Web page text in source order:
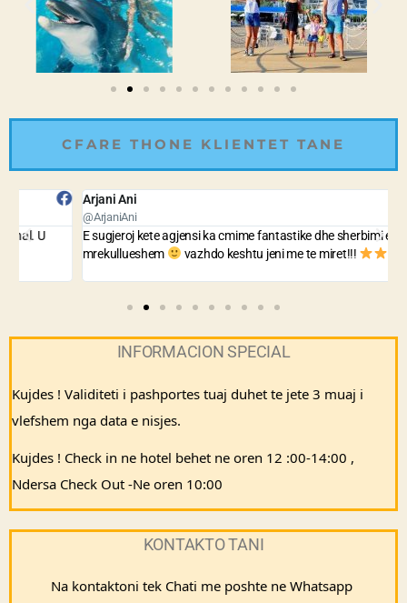
CFARE THONE KLIENTET TANE
Arjani Ani
E sugjeroj kete agjensi ka cmime fantastike dhe sherbimi eshte i
mrekullueshem
vazhdo keshtu jeni me te miret!!!
INFORMACION SPECIAL
Kujdes ! Validiteti i pashportes tuaj duhet te jete 3 muaj i
vlefshem nga data e nisjes.
Kujdes ! Check in ne hotel behet ne oren 12 :00-14:00 ,
Ndersa Check Out -Ne oren 10:00
KONTAKTO TANI
Na kontaktoni tek Chati me poshte ne Whatsapp